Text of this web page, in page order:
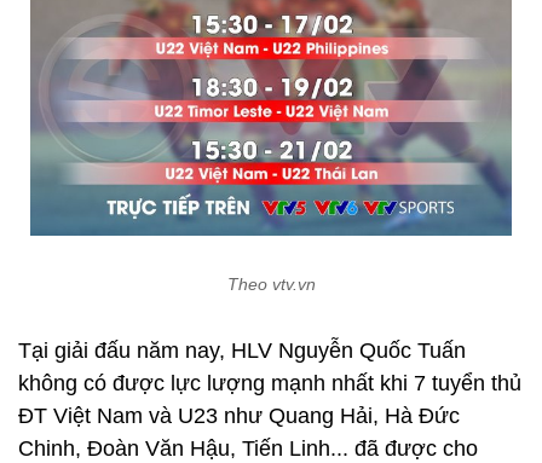
Theo vtv.vn
Tại giải đấu năm nay, HLV Nguyễn Quốc Tuấn
không có được lực lượng mạnh nhất khi 7 tuyển thủ
ĐT Việt Nam và U23 như Quang Hải, Hà Đức
Chinh, Đoàn Văn Hậu, Tiến Linh... đã được cho